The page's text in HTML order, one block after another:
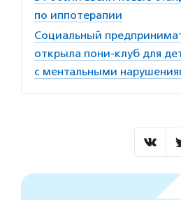
по иппотерапии
Социальный
открыла пони-клуб для
с ментальными